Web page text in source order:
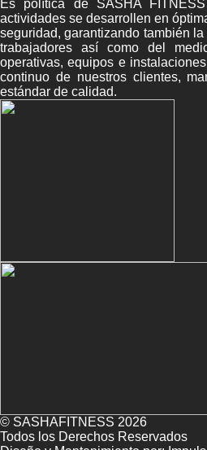
Es política de SASHA
actividades se desarrollen en
seguridad, garantizando también
trabajadores así como del
operativas, equipos e
continuo de nuestros clientes,
estándar de calidad.
© SASHAFITNESS 2026
Todos los Derechos Reservados